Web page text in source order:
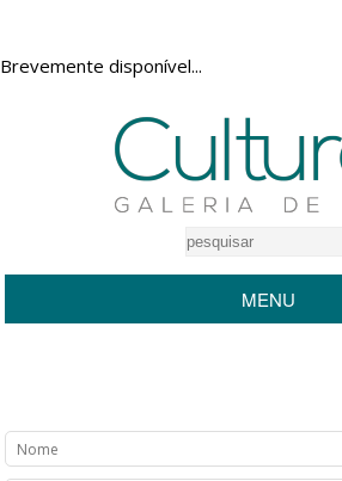
Brevemente disponível...
MENU